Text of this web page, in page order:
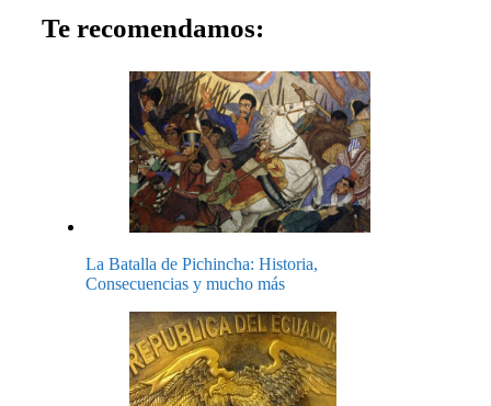
Te recomendamos:
La Batalla de Pichincha: Historia,
Consecuencias y mucho más